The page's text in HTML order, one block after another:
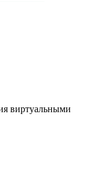
виртуальными